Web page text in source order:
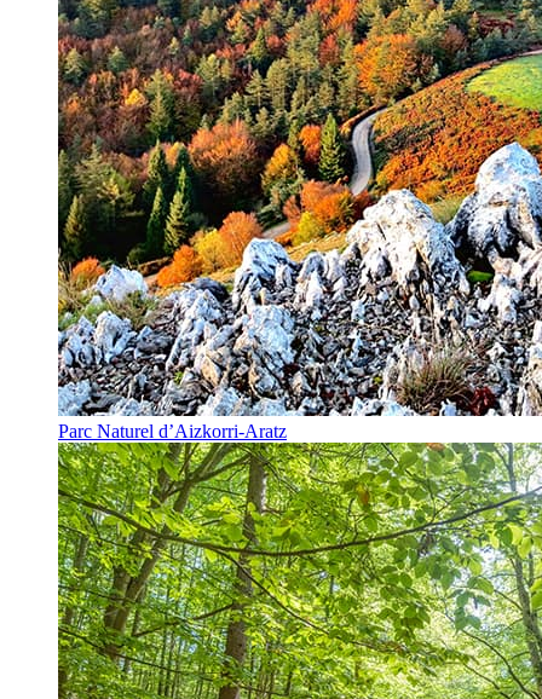
Parc Naturel d’Aizkorri-Aratz